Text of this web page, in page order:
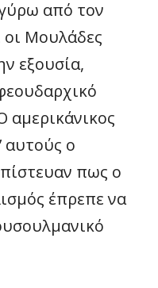
από τον
οι Μουλάδες
εξουσία,
αμερικάνικος
αυτούς ο
πως ο
έπρεπε να